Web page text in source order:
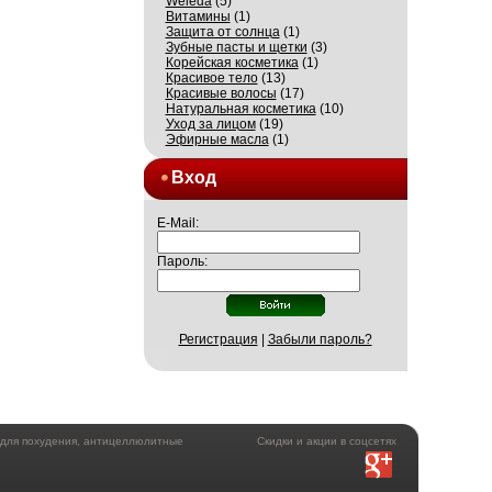
Витамины (1)
Защита от солнца(1)
Зубные пасты и щетки (3)
Корейская косметика(1)
Красивое тело(13)
Красивые волосы (17)
Натуральная косметика(10)
Уход за лицом(19)
Эфирные масла(1)
Вход
E-Mail:
Пароль:
Регистрация Забыли пароль?
Скидки и акции в соцсетях
похудения, антицеллюлитные